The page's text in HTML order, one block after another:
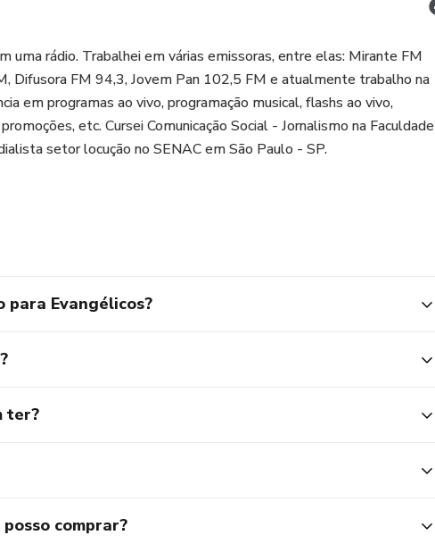
uma rádio. Trabalhei em várias emissoras, entre elas: Mirante FM
Difusora FM 94,3, Jovem Pan 102,5 FM e atualmente trabalho na
em programas ao vivo, programação musical, flashs ao vivo,
etc. Cursei Comunicação Social - Jornalismo na Faculdade
setor locução no SENAC em São Paulo - SP.
para Evangélicos?
ter?
comprar?